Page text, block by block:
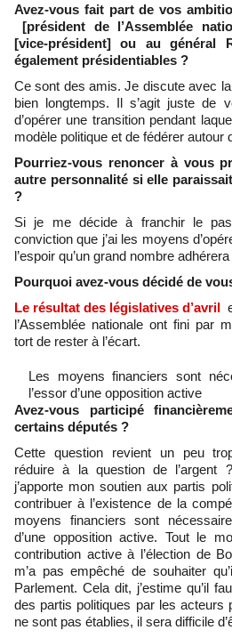
Avez-vous fait part de vos
[président de l’Assemblée
[vice-président] ou au général
également présidentiables ?
Ce sont des amis. Je discute avec la
bien longtemps. Il s’agit juste de
d’opérer une transition pendant
modèle politique et de fédérer autour
Pourriez-vous renoncer à vous
autre personnalité si elle
?
Si je me décide à franchir le
conviction que j’ai les moyens
l’espoir qu’un grand nombre
Pourquoi avez-vous décidé de
Le résultat des législatives d’avril
l’Assemblée nationale ont fini par
tort de rester à l’écart.
Les moyens financiers sont
l’essor d’une opposition active
Avez-vous participé
certains députés ?
Cette question revient un peu
réduire à la question de l’argent
j’apporte mon soutien aux partis
contribuer à l’existence de la
moyens financiers sont
d’une opposition active. Tout le
contribution active à l’élection de
m’a pas empêché de souhaiter
Parlement. Cela dit, j’estime qu’il
des partis politiques par les acteurs
ne sont pas établies, il sera difficile